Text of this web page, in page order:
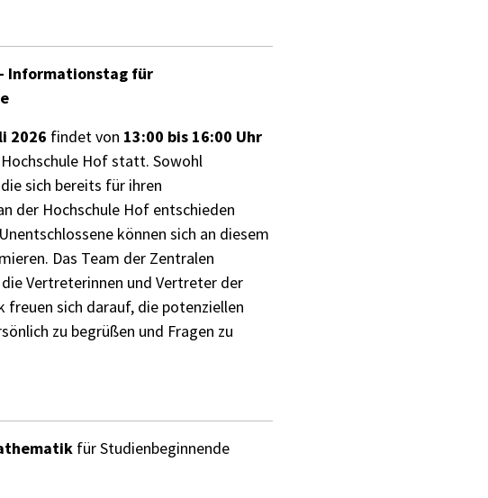
Informationstag für
2026 findet von 13:00 bis 16:00 Uhr
Hof statt. Sowohl
sich bereits für ihren
der Hochschule Hof entschieden
können sich an diesem
Das Team der Zentralen
Vertreterinnen und Vertreter der
sich darauf, die potenziellen
zu begrüßen und Fragen zu
für Studienbeginnende